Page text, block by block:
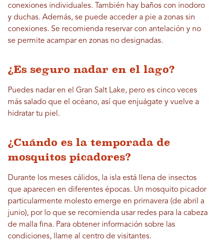
conexiones individuales. También hay baños con inodoro
y duchas. Además, se puede acceder a pie a zonas sin
conexiones. Se recomienda reservar con antelación y no
se permite acampar en zonas no designadas.
¿Es seguro nadar en el lago?
Puedes nadar en el Gran Salt Lake, pero es cinco veces
más salado que el océano, así que enjuágate y vuelve a
hidratar tu piel.
¿Cuándo es la temporada de
mosquitos picadores?
Durante los meses cálidos, la isla está llena de insectos
que aparecen en diferentes épocas. Un mosquito picador
particularmente molesto emerge en primavera (de abril a
junio), por lo que se recomienda usar redes para la cabeza
de malla fina. Para obtener información sobre las
condiciones, llame al centro de visitantes.